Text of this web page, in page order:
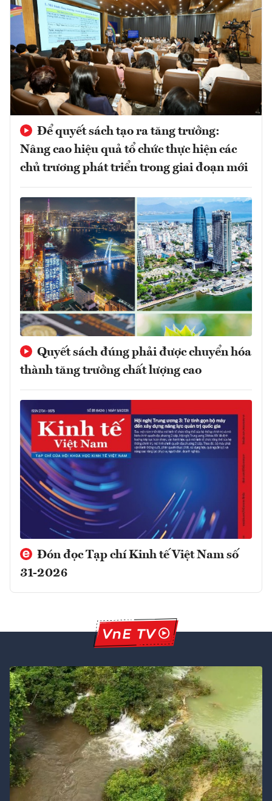
Để quyết sách tạo ra tăng trưởng:
Nâng cao hiệu quả tổ chức thực hiện các
chủ trương phát triển trong giai đoạn mới
Quyết sách đúng phải được chuyển hóa
thành tăng trưởng chất lượng cao
Đón đọc Tạp chí Kinh tế Việt Nam số
31-2026